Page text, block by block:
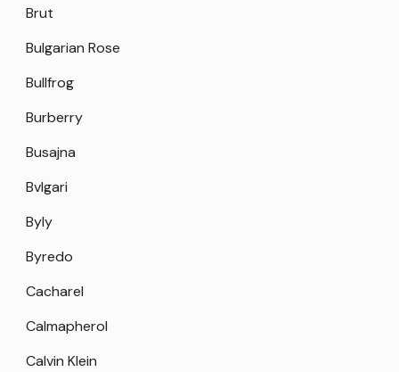
Brut
Bulgarian Rose
Bullfrog
Burberry
Busajna
Bvlgari
Byly
Byredo
Cacharel
Calmapherol
Calvin Klein